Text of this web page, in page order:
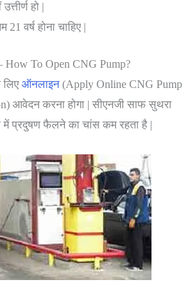
हो |
21 वर्ष होना चाहिए |
To Open CNG Pump?
ऑनलाइन(Apply Online CNG Pump
आवेदन करना होगा | सीएनजी साफ सुथरा
प्रदुषण फैलने का चांस कम रहता है |